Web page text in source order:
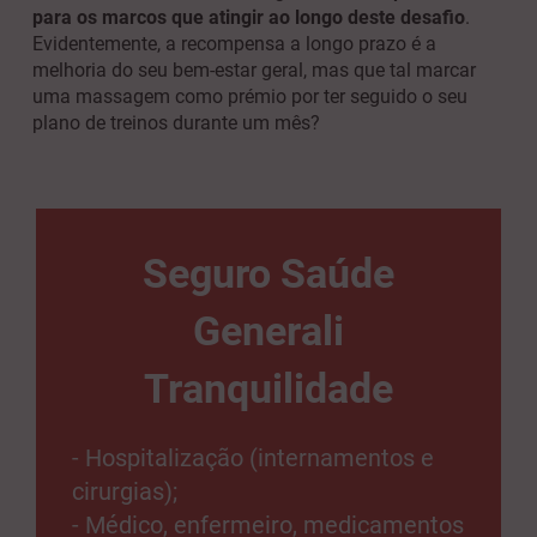
para os marcos que atingir ao longo deste desafio.
Evidentemente, a recompensa a longo prazo é a
melhoria do seu bem-estar geral, mas que tal marcar
uma massagem como prémio por ter seguido o seu
plano de treinos durante um mês?
Seguro Saúde
Generali
Tranquilidade
- Hospitalização (internamentos e
cirurgias);
- Médico, enfermeiro, medicamentos